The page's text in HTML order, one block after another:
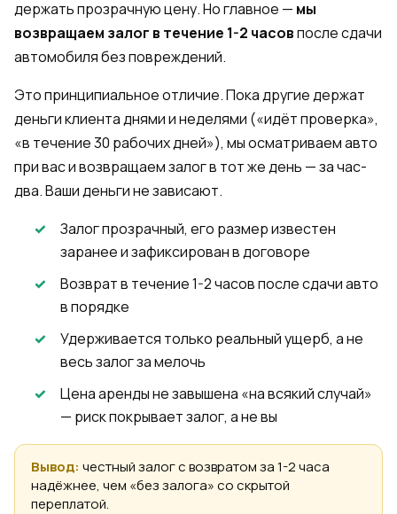
держать прозрачную цену. Но главное — мы
возвращаем залог в течение 1-2 часовпосле сдачи
автомобиля без повреждений.
Это принципиальное отличие. Пока другие держат
деньги клиента днями и неделями («идёт проверка»,
«в течение 30 рабочих дней»), мы осматриваем авто
при вас и возвращаем залог в тот же день — за час-
два. Ваши деньги не зависают.
Залог прозрачный, его размер известен
заранее и зафиксирован в договоре
Возврат в течение 1-2 часов после сдачи авто
в порядке
Удерживается только реальный ущерб, а не
весь залог за мелочь
Цена аренды не завышена «на всякий случай»
— риск покрывает залог, а не вы
Вывод: честный залог с возвратом за 1-2 часа
надёжнее, чем «без залога» со скрытой
переплатой.